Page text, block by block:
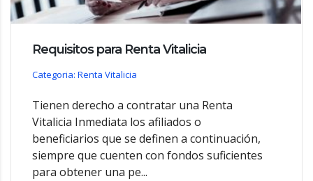
Requisitos para Renta Vitalicia
Categoria: Renta Vitalicia
Tienen derecho a contratar una Renta
Vitalicia Inmediata los afiliados o
beneficiarios que se definen a continuación,
siempre que cuenten con fondos suficientes
para obtener una pe...